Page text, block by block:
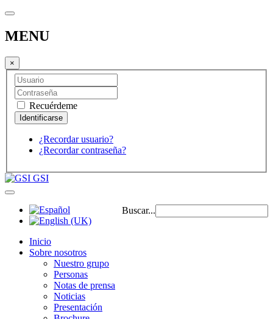
MENU
×
Recuérdeme
¿Recordar usuario?
¿Recordar contraseña?
GSI
Buscar...
Inicio
Sobre nosotros
Nuestro grupo
Personas
Notas de prensa
Noticias
Presentación